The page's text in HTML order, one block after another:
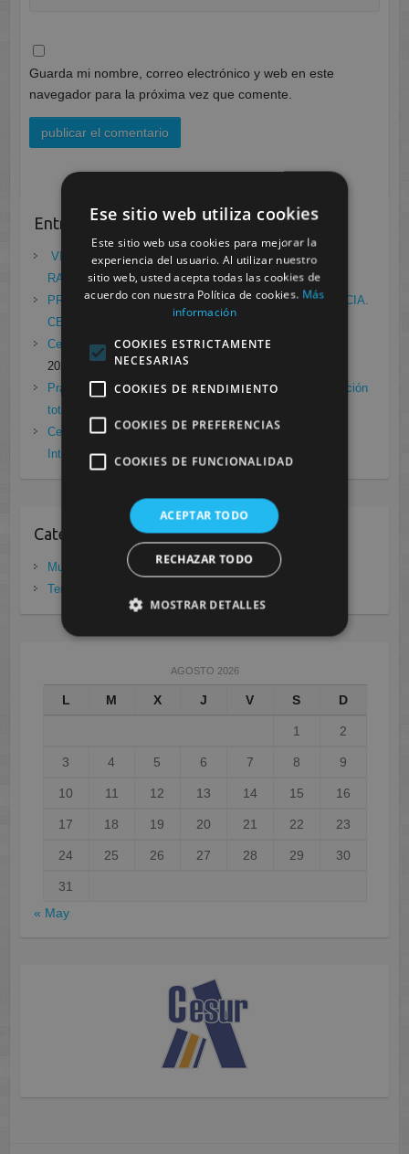
Guarda mi nombre, correo electrónico y web en este
navegador para la próxima vez que comente.
Entradas recientes
VII ENCUENTRO DE EMPRESA FCT/DUAL:
RADIODIAGNÓSTICO mayo 21, 2021
PRÁCTICAS EN EL LABORATORIO DE RADIOFARMACIA.
CESUR MURCIA
Cesur Murcia en directo con Pedro G. Aguado.
2021
Prácticas de Radiología Simple en Cesur Murcia. Protección
total frente a Covid19
Cesur Murcia: Premio Especial FP, XIII Congreso
Internacional Enfermedades raras
Categorias
Murcia
Tenerife
AGOSTO 2026
L M X J V S D
1 2
3 4 5 6 7 8 9
10 11 12 13 14 15 16
17 18 19 20 21 22 23
24 25 26 27 28 29 30
31
« May
Ese sitio web utiliza cookies
Este sitio web usa cookies para mejorar la
experiencia del usuario. Al utilizar nuestro
sitio web, usted acepta todas las cookies de
acuerdo con nuestra Política de cookies. Más
información
COOKIES ESTRICTAMENTE
NECESARIAS
COOKIES DE RENDIMIENTO
COOKIES DE PREFERENCIAS
COOKIES DE FUNCIONALIDAD
ACEPTAR TODO
RECHAZAR TODO
MOSTRAR DETALLES